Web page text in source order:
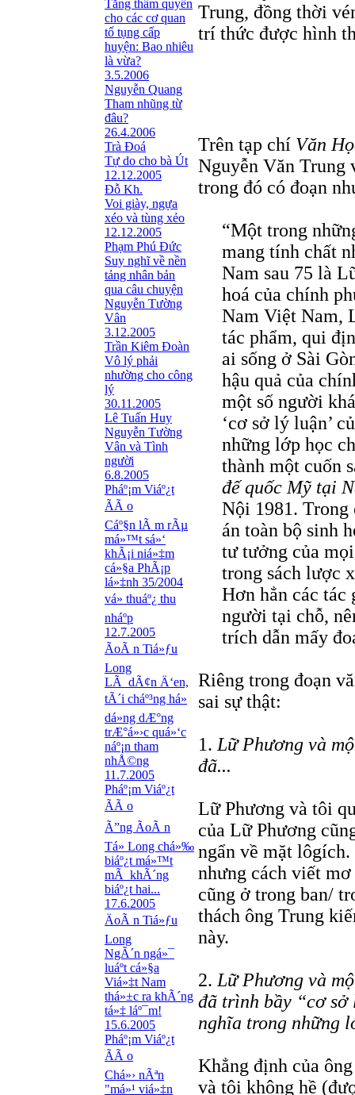
Tăng thẩm quyền
cho các cơ quan
tố tụng cấp
huyện: Bao nhiêu
là vừa?
3.5.2006
Nguyễn Quang
Tham nhũng từ
đâu?
26.4.2006
Trà Đoá
Tự do cho bà Út
12.12.2005
Đỗ Kh.
Voi giày, ngựa
xéo và tùng xẻo
12.12.2005
Phạm Phú Đức
Suy nghĩ về nền
tảng nhân bản
qua câu chuyện
Nguyễn Tường
Vân
3.12.2005
Trần Kiêm Ðoàn
Vô lý phải
nhường cho công
lý
30.11.2005
Lê Tuấn Huy
Nguyễn Tường
Vân và Tình
người
6.8.2005
Pháº¡m Viáº¿t
ÃÃ o
Cáº§n lÃ m rÃµ
má»™t sá»‘
khÃ¡i niá»‡m
cá»§a PhÃ¡p
lá»‡nh 35/2004
vá» thuáº¿ thu
nháº­p
12.7.2005
ÃoÃ n Tiá»ƒu
Long
LÃ dÃ¢n Ä‘en,
tÃ´i cháº³ng há»
dá»­ng dÆ°ng
trÆ°á»›c quá»‘c
náº¡n tham
nhÅ©ng
11.7.2005
Pháº¡m Viáº¿t
ÃÃ o
Ã”ng ÃoÃ n
Tá»­ Long chá»‰
biáº¿t má»™t
mÃ khÃ´ng
biáº¿t hai...
17.6.2005
ÄoÃ n Tiá»ƒu
Long
NgÃ´n ngá»¯
luáº­t cá»§a
Viá»‡t Nam
thá»±c ra khÃ´ng
tá»‡ láº¯m!
15.6.2005
Pháº¡m Viáº¿t
ÃÃ o
Chá»› nÃªn
"má»¹ viá»‡n
Trung, đồng thời
trí thức được hình
Trên tạp chí Văn
Nguyễn Văn Trung
trong đó có đoạn
“Một trong
mang tính chất
Nam sau 75 là
hoá của chính
Nam Việt Nam,
tác phẩm, qui
ai sống ở Sài
hậu quả của
một số người
‘cơ sở lý luận’
những lớp học
thành một cuốn
đế quốc Mỹ tại
Nội 1981. Trong
án toàn bộ sinh
tư tưởng của
trong sách lược
Hơn hẳn các tác
người tại chỗ,
trích dẫn mấy
Riêng trong đoạn
sai sự thật:
1. Lữ Phương và
đã...
Lữ Phương và tôi
của Lữ Phương
ngẩn về mặt
nhưng cách viết
cũng ở trong ban/
thách ông Trung
này.
2. Lữ Phương và
đã trình bầy “cơ sở
nghĩa trong những
Khẳng định của
và tôi không hề